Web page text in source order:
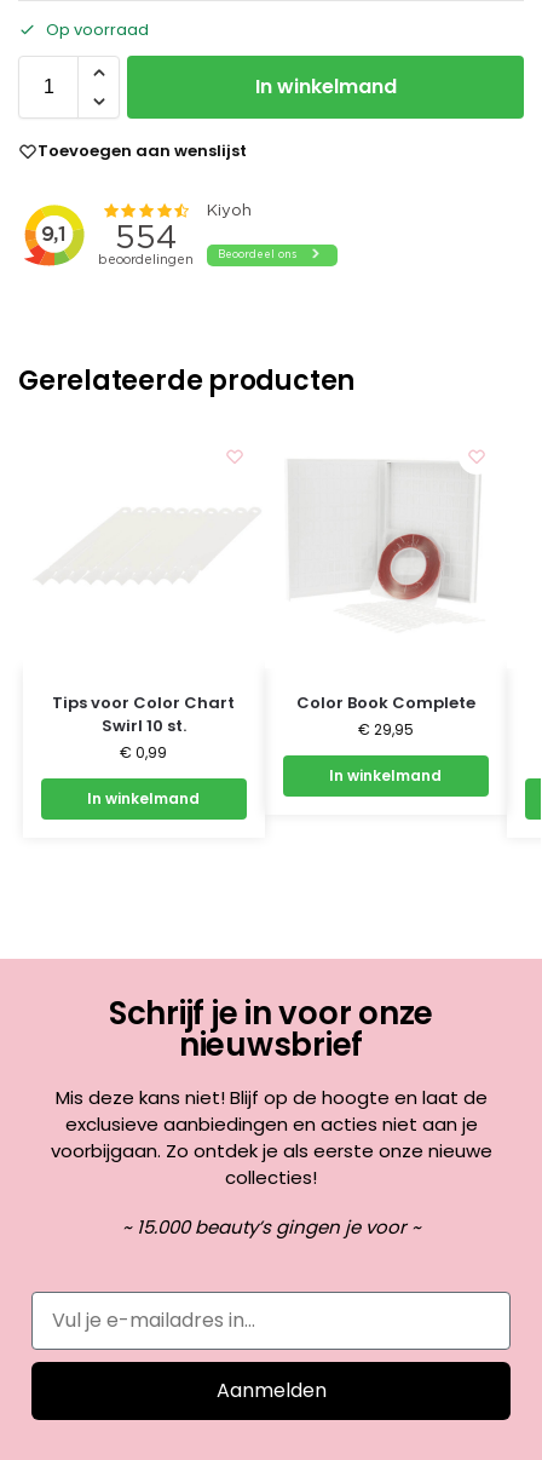
Op voorraad
In winkelmand
Toevoegen aan wenslijst
Gerelateerde producten
Tips voor Color Chart
Swirl 10 st.
€ 0,99
In winkelmand
Color Book Complete
€ 29,95
In winkelmand
Schrijf je in voor onze
nieuwsbrief
Mis deze kans niet! Blijf op de hoogte en laat de
exclusieve aanbiedingen en acties niet aan je
voorbijgaan. Zo ontdek je als eerste onze nieuwe
collecties!
~ 15.000 beauty’s gingen je voor ~
Aanmelden